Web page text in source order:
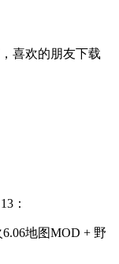
喜欢的朋友下载
：
6.06地图MOD + 野